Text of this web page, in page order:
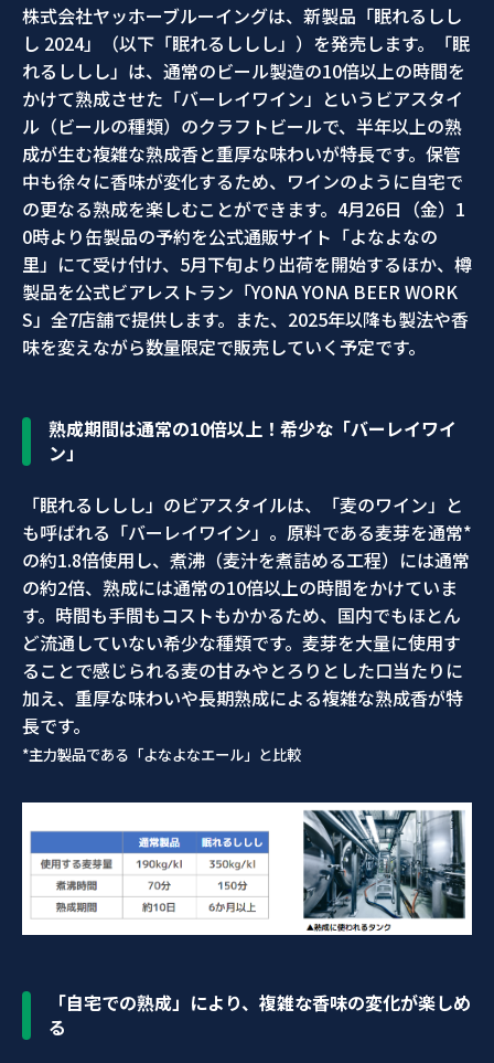
株式会社ヤッホーブルーイングは、新製品「眠れるしし
し 2024」（以下「眠れるししし」）を発売します。「眠
れるししし」は、通常のビール製造の10倍以上の時間を
かけて熟成させた「バーレイワイン」というビアスタイ
ル（ビールの種類）のクラフトビールで、半年以上の熟
成が生む複雑な熟成香と重厚な味わいが特長です。保管
中も徐々に香味が変化するため、ワインのように自宅で
の更なる熟成を楽しむことができます。4月26日（金）1
0時より缶製品の予約を公式通販サイト「よなよなの
里」にて受け付け、5月下旬より出荷を開始するほか、樽
製品を公式ビアレストラン「YONA YONA BEER WORK
S」全7店舗で提供します。また、2025年以降も製法や香
味を変えながら数量限定で販売していく予定です。
熟成期間は通常の10倍以上！希少な「バーレイワイ
ン」
「眠れるししし」のビアスタイルは、「麦のワイン」と
も呼ばれる「バーレイワイン」。原料である麦芽を通常*
の約1.8倍使用し、煮沸（麦汁を煮詰める工程）には通常
の約2倍、熟成には通常の10倍以上の時間をかけていま
す。時間も手間もコストもかかるため、国内でもほとん
ど流通していない希少な種類です。麦芽を大量に使用す
ることで感じられる麦の甘みやとろりとした口当たりに
加え、重厚な味わいや長期熟成による複雑な熟成香が特
長です。
*主力製品である「よなよなエール」と比較
「自宅での熟成」により、複雑な香味の変化が楽しめ
る